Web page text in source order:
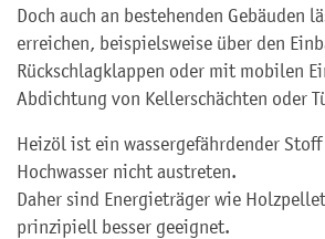
Doch auch an bestehenden Gebäuden
erreichen, beispielsweise über den
Rückschlagklappen oder mit mobilen
Abdichtung von Kellerschächten oder
Heizöl ist ein wassergefährdender
Hochwasser nicht austreten.
Daher sind Energieträger wie
prinzipiell besser geeignet.